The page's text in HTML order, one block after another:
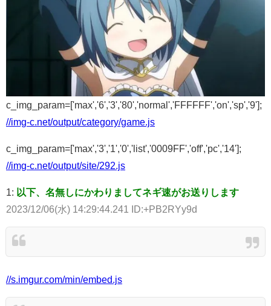
c_img_param=['max','6','3','80','normal','FFFFFF','on','sp','9'];
//img-c.net/output/category/game.js
c_img_param=['max','3','1','0','list','0009FF','off','pc','14'];
//img-c.net/output/site/292.js
1: 以下、名無しにかわりましてネギ速がお送りします
2023/12/06(水) 14:29:44.241 ID:+PB2RYy9d
//s.imgur.com/min/embed.js